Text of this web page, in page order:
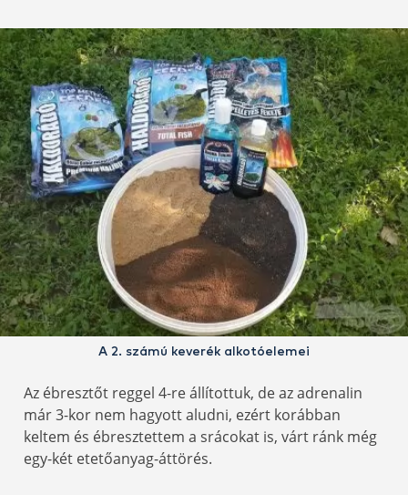
A 2. számú keverék alkotóelemei
Az ébresztőt reggel 4-re állítottuk, de az adrenalin
már 3-kor nem hagyott aludni, ezért korábban
keltem és ébresztettem a srácokat is, várt ránk még
egy-két etetőanyag-áttörés.